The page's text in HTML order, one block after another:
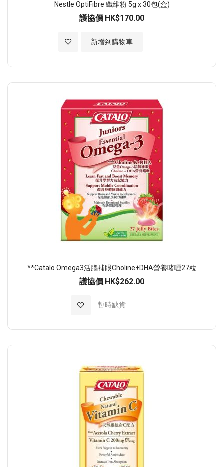
Nestle OptiFibre 纖維粉 5g x 30包(盒)
護協價 HK$170.00
新增到購物車
加入至願望清單
**Catalo Omega3活腦補眼Choline+DHA營養啫喱27粒
護協價 HK$262.00
暫時缺貨
加入至願望清單